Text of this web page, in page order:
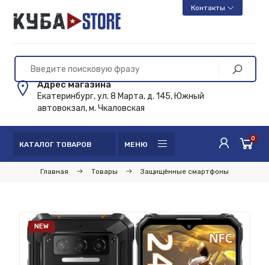
Контакты
Адрес магазина
Екатеринбург, ул. 8 Марта, д. 145, Южный
автовокзал, м. Чкаловская
КАТАЛОГ ТОВАРОВ МЕНЮ
0
Главная Товары Защищённые смартфоны
NEW